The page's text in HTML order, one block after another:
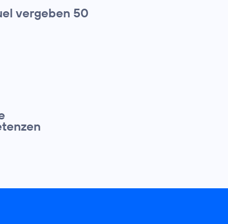
vergeben 50